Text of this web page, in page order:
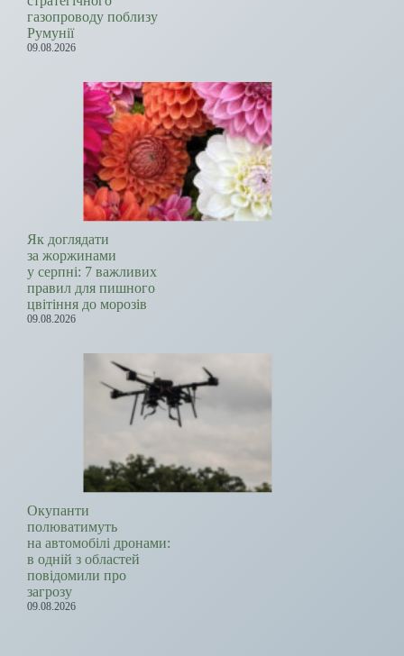
газопроводу поблизу
Румунії
09.08.2026
Як доглядати
за жоржинами
у серпні: 7 важливих
правил для пишного
цвітіння до морозів
09.08.2026
Окупанти
полюватимуть
на автомобілі дронами:
в одній з областей
повідомили про
загрозу
09.08.2026